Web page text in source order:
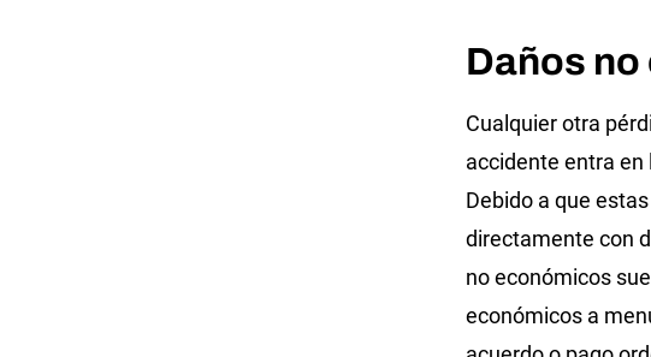
Daños
Cualquier otra
accidente entra en
Debido a que
directamente con
no económicos
económicos a